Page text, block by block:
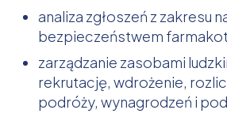
analiza zgłoszeń z zakresu
bezpieczeństwem
zarządzanie zasobami
rekrutację, wdrożenie,
podróży, wynagrodzeń i